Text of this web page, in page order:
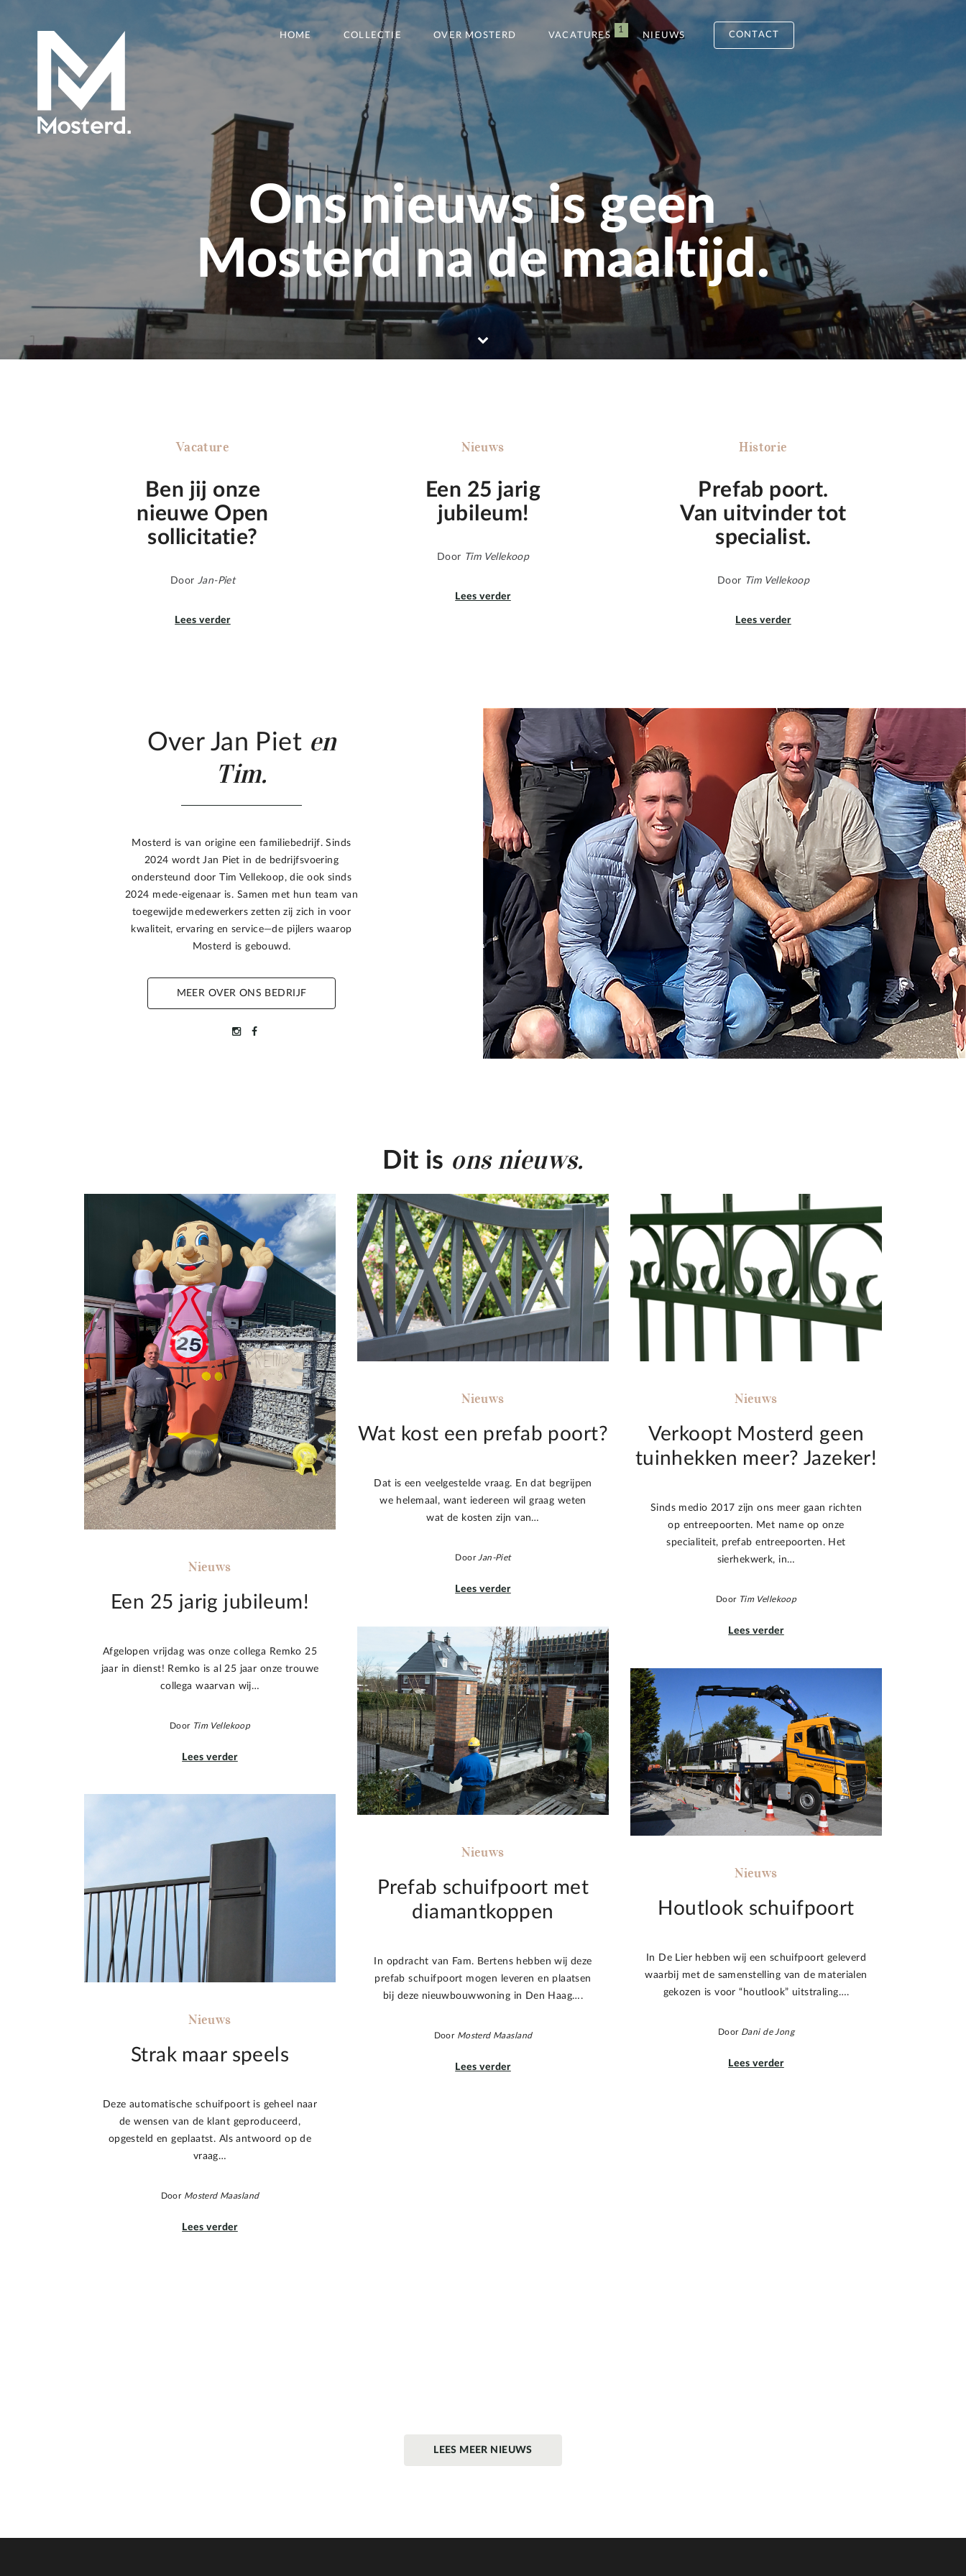
HOME COLLECTIE OVER MOSTERD VACATURES
1
NIEUWS CONTACT
Ons nieuws is geen
Mosterd na de maaltijd.
Vacature
Ben jij onze
nieuwe Open
sollicitatie?
Door Jan-Piet
Lees verder
Nieuws
Een 25 jarig
jubileum!
Door Tim Vellekoop
Lees verder
Historie
Prefab poort.
Van uitvinder tot
specialist.
Door Tim Vellekoop
Lees verder
Over Jan Piet en
Tim.
Mosterd is van origine een familiebedrijf. Sinds
2024 wordt Jan Piet in de bedrijfsvoering
ondersteund door Tim Vellekoop, die ook sinds
2024 mede-eigenaar is. Samen met hun team van
toegewijde medewerkers zetten zij zich in voor
kwaliteit, ervaring en service—de pijlers waarop
Mosterd is gebouwd.
MEER OVER ONS BEDRIJF
Dit is ons nieuws.
Nieuws
Een 25 jarig jubileum!
Afgelopen vrijdag was onze collega Remko 25
jaar in dienst! Remko is al 25 jaar onze trouwe
collega waarvan wij…
Door Tim Vellekoop
Lees verder
Nieuws
Wat kost een prefab poort?
Dat is een veelgestelde vraag. En dat begrijpen
we helemaal, want iedereen wil graag weten
wat de kosten zijn van…
Door Jan-Piet
Lees verder
Nieuws
Verkoopt Mosterd geen
tuinhekken meer? Jazeker!
Sinds medio 2017 zijn ons meer gaan richten
op entreepoorten. Met name op onze
specialiteit, prefab entreepoorten. Het
sierhekwerk, in…
Door Tim Vellekoop
Lees verder
Nieuws
Prefab schuifpoort met
diamantkoppen
In opdracht van Fam. Bertens hebben wij deze
prefab schuifpoort mogen leveren en plaatsen
bij deze nieuwbouwwoning in Den Haag….
Door Mosterd Maasland
Lees verder
Nieuws
Houtlook schuifpoort
In De Lier hebben wij een schuifpoort geleverd
waarbij met de samenstelling van de materialen
gekozen is voor “houtlook” uitstraling….
Door Dani de Jong
Lees verder
Nieuws
Strak maar speels
Deze automatische schuifpoort is geheel naar
de wensen van de klant geproduceerd,
opgesteld en geplaatst. Als antwoord op de
vraag…
Door Mosterd Maasland
Lees verder
LEES MEER NIEUWS